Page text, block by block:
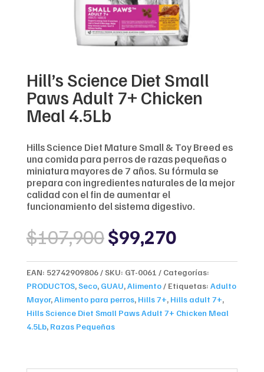
Hill’s Science Diet Small
Paws Adult 7+ Chicken
Meal 4.5Lb
Hills Science Diet Mature Small & Toy Breed es
una comida para perros de razas pequeñas o
miniatura mayores de 7 años. Su fórmula se
prepara con ingredientes naturales de la mejor
calidad con el fin de aumentar el
funcionamiento del sistema digestivo.
$107,900Original
price
was:
$107,900.
$99,270Current
price
is:
$99,270.
EAN: 52742909806 SKU: GT-0061
Categorías:
PRODUCTOS,Seco, GUAU,Alimento Etiquetas: Adulto
Mayor,Alimento para perros, Hills 7+, Hills adult 7+,
Hills Science Diet Small Paws Adult 7+ Chicken Meal
4.5Lb, Razas Pequeñas